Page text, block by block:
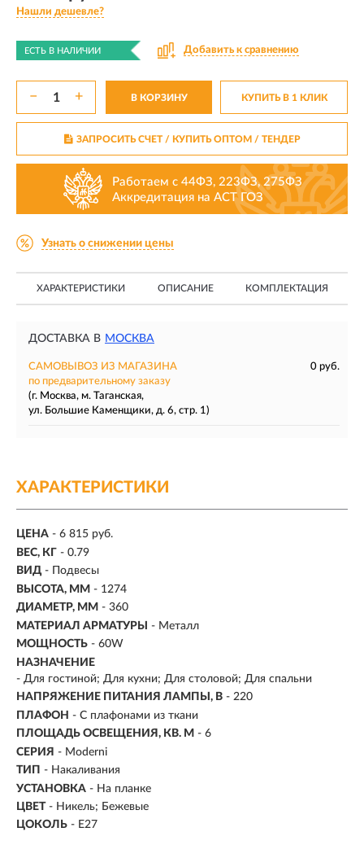
Нашли дешевле?
ЕСТЬ В НАЛИЧИИ Добавить к сравнению
− + В КОРЗИНУ КУПИТЬ В 1 КЛИК
ЗАПРОСИТЬ СЧЕТ / КУПИТЬ ОПТОМ/ ТЕНДЕР
Работаем с 44ФЗ, 223ФЗ, 275ФЗ
Аккредитация на АСТ ГОЗ
Узнать о снижении цены
ХАРАКТЕРИСТИКИ ОПИСАНИЕ КОМПЛЕКТАЦИЯ
ДОСТАВКА В МОСКВА
САМОВЫВОЗ ИЗ МАГАЗИНА
0 руб.
по предварительному заказу
(г. Москва, м. Таганская,
ул. Большие Каменщики, д. 6, стр. 1)
ХАРАКТЕРИСТИКИ
ЦЕНА - 6 815 руб.
ВЕС, КГ - 0.79
ВИД - Подвесы
ВЫСОТА, ММ - 1274
ДИАМЕТР, ММ - 360
МАТЕРИАЛ АРМАТУРЫ
- Металл
МОЩНОСТЬ - 60W
НАЗНАЧЕНИЕ
- Для гостиной; Для кухни; Для столовой; Для спальни
НАПРЯЖЕНИЕ ПИТАНИЯ ЛАМПЫ, В - 220
ПЛАФОН - С плафонами из ткани
ПЛОЩАДЬ ОСВЕЩЕНИЯ, КВ. М - 6
СЕРИЯ - Moderni
ТИП - Накаливания
УСТАНОВКА - На планке
ЦВЕТ - Никель; Бежевые
ЦОКОЛЬ - E27